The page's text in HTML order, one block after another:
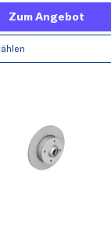
Zum Angebot